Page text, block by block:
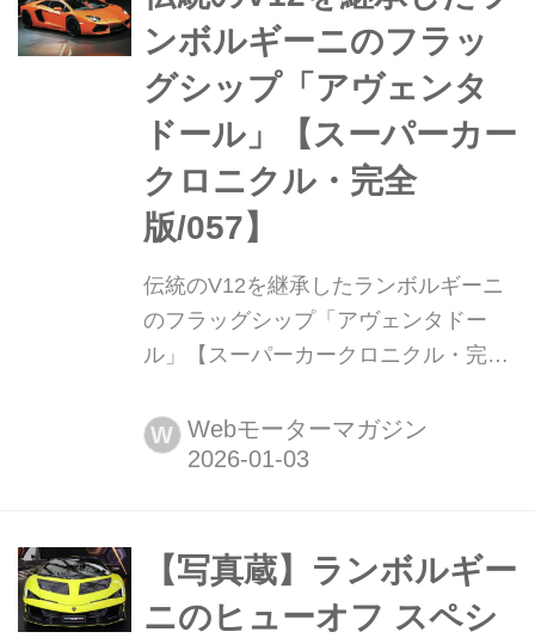
ンボルギーニのフラッ
グシップ「アヴェンタ
ドール」【スーパーカー
クロニクル・完全
版/057】
伝統のV12を継承したランボルギーニ
のフラッグシップ「アヴェンタドー
ル」【スーパーカークロニクル・完全
至ったスーパーカーたち。1970年代の
懐かしいモデルから現代のハイパース
W Webモーターマガジン
【写真蔵】ランボルギー
ニのヒューオフ スペシ